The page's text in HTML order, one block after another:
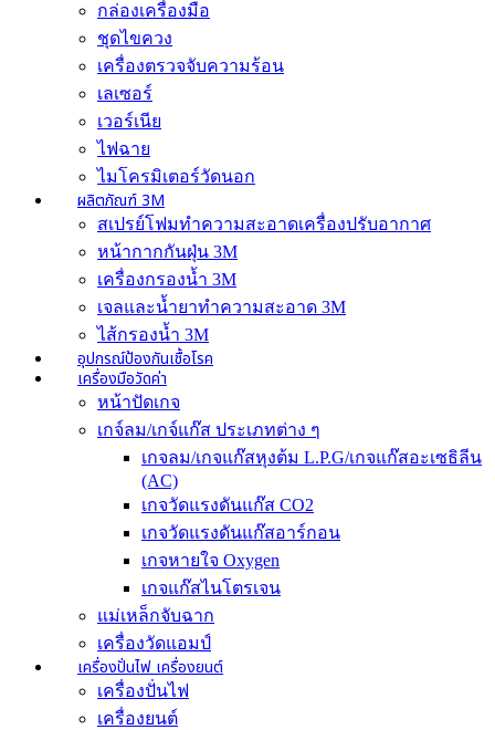
กล่องเครื่องมือ
ชุดไขควง
เครื่องตรวจจับความร้อน
เลเซอร์
เวอร์เนีย
ไฟฉาย
ไมโครมิเตอร์วัดนอก
ผลิตภัณฑ์ 3M
สเปรย์โฟมทำความสะอาดเครื่องปรับอากาศ
หน้ากากกันฝุ่น 3M
เครื่องกรองน้ำ 3M
เจลและน้ำยาทำความสะอาด 3M
ไส้กรองน้ำ 3M
อุปกรณ์ป้องกันเชื้อโรค
เครื่องมือวัดค่า
หน้าปัดเกจ
เกจ์ลม/เกจ์แก๊ส ประเภทต่าง ๆ
เกจลม/เกจแก๊สหุงต้ม L.P.G/เกจแก๊สอะเซธิลีน
(AC)
เกจวัดแรงดันแก๊ส CO2
เกจวัดแรงดันแก๊สอาร์กอน
เกจหายใจ Oxygen
เกจแก๊สไนโตรเจน
แม่เหล็กจับฉาก
เครื่องวัดแอมป์
เครื่องปั่นไฟ เครื่องยนต์
เครื่องปั่นไฟ
เครื่องยนต์